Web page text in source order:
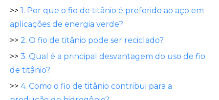
>> 1. Por que o fio de titânio é preferido ao aço em
aplicações de energia verde?
>> 2. O fio de titânio pode ser reciclado?
>> 3. Qual é a principal desvantagem do uso de fio
de titânio?
>> 4. Como o fio de titânio contribui para a